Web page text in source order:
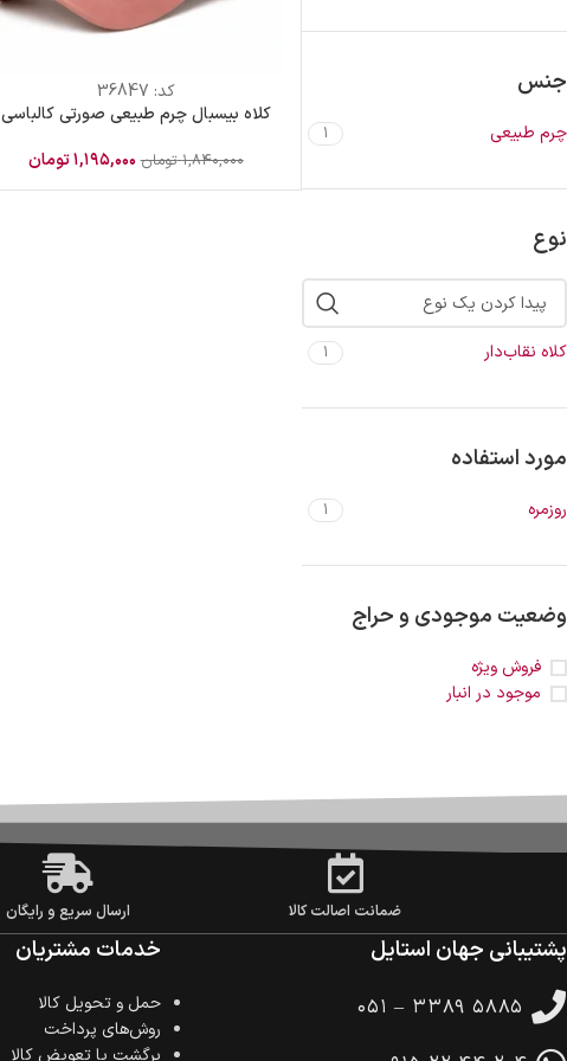
جنس
چرم طبیعی 1
نوع
کلاه نقاب‌دار 1
مورد استفاده
روزمره 1
وضعیت موجودی و حراج
فروش ویژه
موجود در انبار
کد: 36847
کلاه بیسبال چرم طبیعی صورتی کالباسی
۱,۸۴۰,۰۰۰ تومان ۱,۱۹۵,۰۰۰تومان
ضمانت اصالت کالا ارسال سریع و رایگان
پشتیبانی جهان استایل
۰۵۱ – ۳۳۸۹ ۵۸۸۵
خدمات مشتریان
حمل‌ و تحویل کالا
روش‌های پرداخت
برگشت یا تعویض کالا